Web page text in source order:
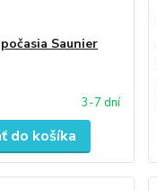
Saunier
3-7 dní
do košíka